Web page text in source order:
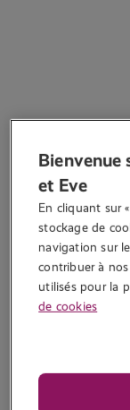
Eve est pleine de
véritable force de
La timidité ? Elle ne
Bienvenue
et Eve
En cliquant sur
stockage de
navigation sur
contribuer à
utilisés pour la
de cookies